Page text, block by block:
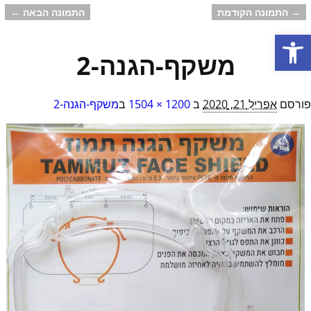
פתח סרגל נגישות
ניווט בתמונות
→ התמונה הקודמת התמונה הבאה ←
משקף-הגנה-2
פורסם אפריל 21, 2020 ב1200 × 1504 במשקף-הגנה-2